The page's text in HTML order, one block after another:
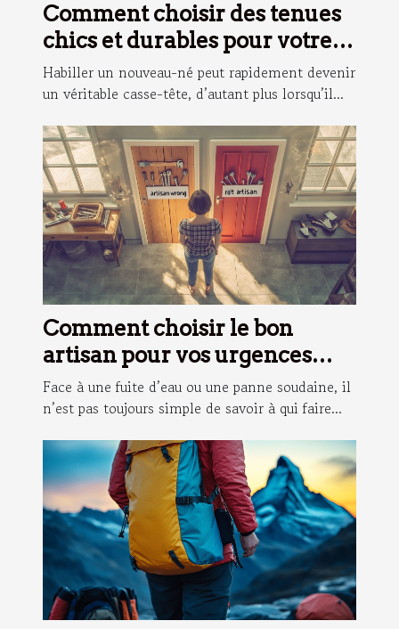
Comment choisir des tenues
chics et durables pour votre
nouveau-né ?
Habiller un nouveau-né peut rapidement devenir
un véritable casse-tête, d’autant plus lorsqu’il...
Comment choisir le bon
artisan pour vos urgences
domestiques ?
Face à une fuite d’eau ou une panne soudaine, il
n’est pas toujours simple de savoir à qui faire...